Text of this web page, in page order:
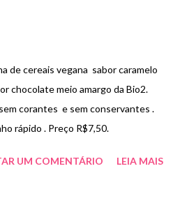
de cereais vegana sabor caramelo
chocolate meio amargo da Bio2.
corantes e sem conservantes .
rápido . Preço R$7,50.
UM COMENTÁRIO LEIA MAIS